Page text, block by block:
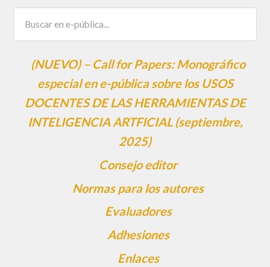
(NUEVO) – Call for Papers: Monográfico
especial en e-pública sobre los USOS
DOCENTES DE LAS HERRAMIENTAS DE
INTELIGENCIA ARTFICIAL (septiembre,
2025)
Consejo editor
Normas para los autores
Evaluadores
Adhesiones
Enlaces